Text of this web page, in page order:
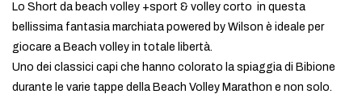
Lo Short da beach volley +sport & volley corto in questa
bellissima fantasia marchiata powered by Wilson è ideale per
giocare a Beach volley in totale libertà.
Uno dei classici capi che hanno colorato la spiaggia di Bibione
durante le varie tappe della Beach Volley Marathon e non solo.